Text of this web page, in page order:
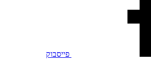
פייסבוק